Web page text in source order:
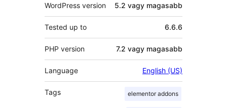
WordPress version 5.2 vagy magasabb
Tested up to 6.6.6
PHP version 7.2 vagy magasabb
Language English (US)
Tags elementor addons